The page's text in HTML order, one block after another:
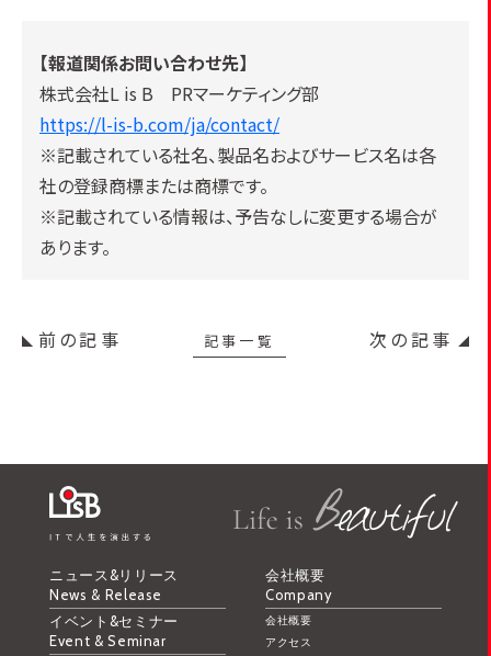
【報道関係お問い合わせ先】
株式会社L is B PRマーケティング部
https://l-is-b.com/ja/contact/
※記載されている社名、製品名およびサービス名は各
社の登録商標または商標です。
※記載されている情報は、予告なしに変更する場合が
あります。
前の記事 次の記事
記事一覧
ニュース&リリース
News & Release
イベント&セミナー
Event & Seminar
会社概要
Company
会社概要
アクセス